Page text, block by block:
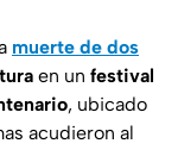
muerte de dos
en un festival
, ubicado
acudieron al